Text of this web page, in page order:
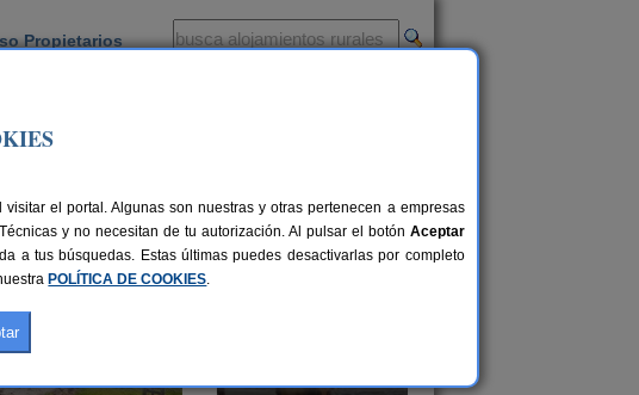
Propietarios
el portal. Algunas son nuestras y otras pertenecen a empresas
y no necesitan de tu autorización. Al pulsar el botón Aceptar
a tus búsquedas. Estas últimas puedes desactivarlas por completo
POLÍTICA DE COOKIES.